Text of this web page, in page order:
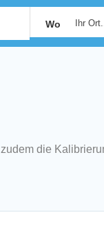
Wo Ihr
die